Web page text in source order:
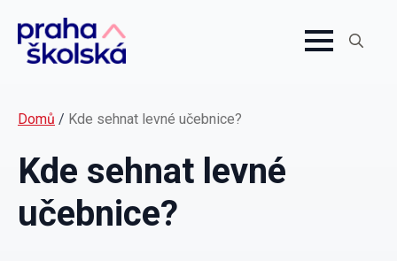
Domů / Kde sehnat levné učebnice?
Kde sehnat levné
učebnice?